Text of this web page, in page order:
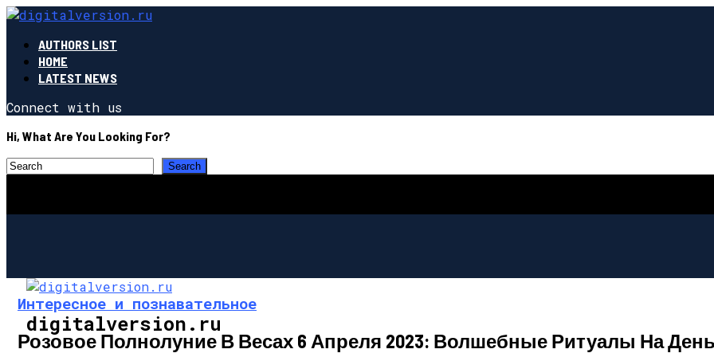
AUTHORS LIST
HOME
LATEST NEWS
Connect with us
Hi, What Are You Looking For?
digitalversion.ru
Интересное и познавательное
Розовое Полнолуние В Весах 6 Апреля 2023: Волшебные Ритуалы На